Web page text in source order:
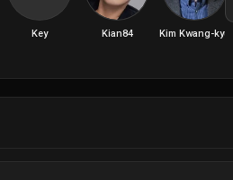
Key Kian84 Kim Kwang-kyu